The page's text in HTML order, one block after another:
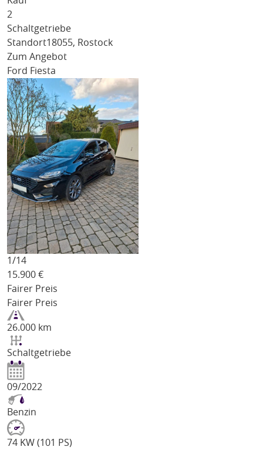
2
Schaltgetriebe
Standort18055, Rostock
Zum Angebot
Ford Fiesta
1/14
15.900 €
Fairer Preis
Fairer Preis
26.000 km
Schaltgetriebe
09/2022
Benzin
74 KW (101 PS)